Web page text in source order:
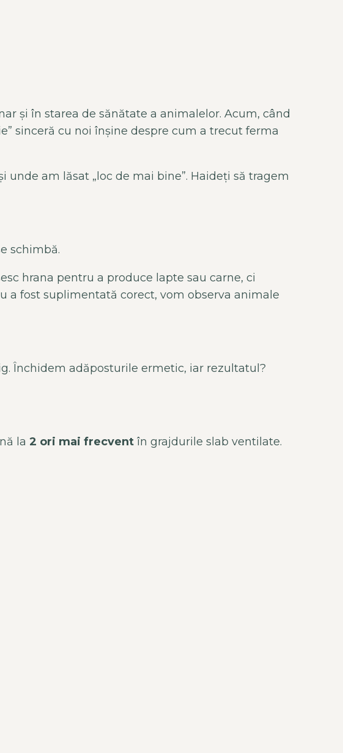
și în starea de sănătate a animalelor. Acum, când
sinceră cu noi înșine despre cum a trecut ferma
am lăsat „loc de mai bine”. Haideți să tragem
schimbă.
hrana pentru a produce lapte sau carne, ci
a fost suplimentată corect, vom observa animale
Închidem adăposturile ermetic, iar rezultatul?
la 2 ori mai frecvent în grajdurile slab ventilate.